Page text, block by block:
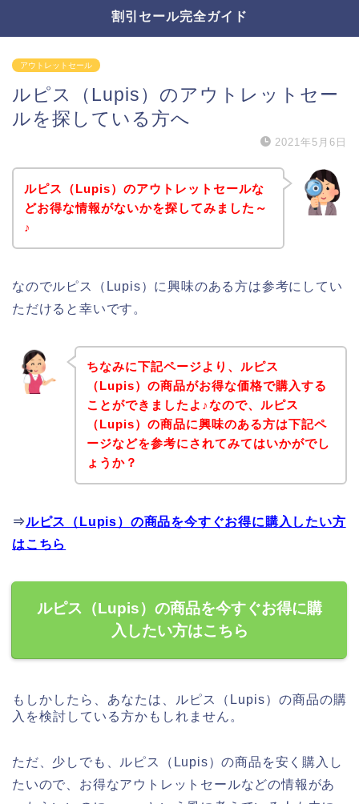
割引セール完全ガイド
アウトレットセール
ルピス（Lupis）のアウトレットセー
ルを探している方へ
2021年5月6日
ルピス（Lupis）のアウトレットセールな
どお得な情報がないかを探してみました～
♪
なのでルピス（Lupis）に興味のある方は参考にしてい
ただけると幸いです。
ちなみに下記ページより、ルピス
（Lupis）の商品がお得な価格で購入する
ことができましたよ♪なので、ルピス
（Lupis）の商品に興味のある方は下記ペ
ージなどを参考にされてみてはいかがでし
ょうか？
⇒ルピス（Lupis）の商品を今すぐお得に購入したい方
はこちら
ルピス（Lupis）の商品を今すぐお得に購
入したい方はこちら
もしかしたら、あなたは、ルピス（Lupis）の商品の購
入を検討している方かもしれません。
ただ、少しでも、ルピス（Lupis）の商品を安く購入し
たいので、お得なアウトレットセールなどの情報があ